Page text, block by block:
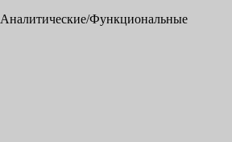
Аналитические/Функциональные